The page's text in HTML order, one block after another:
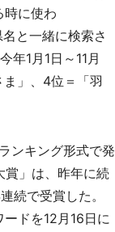
時に使わ
と一緒に検索さ
年1月1日～11月
」、4位＝「羽
ンキング形式で発
賞」は、昨年に続
続で受賞した。
ドを12月16日に